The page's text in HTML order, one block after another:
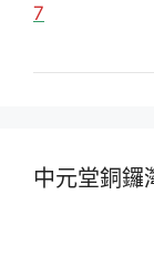
7
中元堂銅鑼